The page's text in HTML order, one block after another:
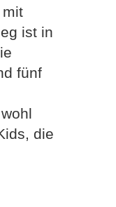
ist in
fünf
die